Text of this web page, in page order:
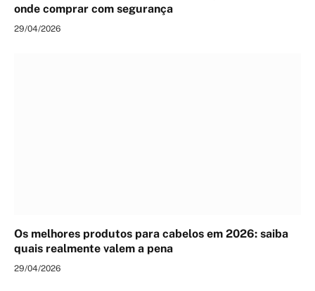
onde comprar com segurança
29/04/2026
Os melhores produtos para cabelos em 2026: saiba
quais realmente valem a pena
29/04/2026